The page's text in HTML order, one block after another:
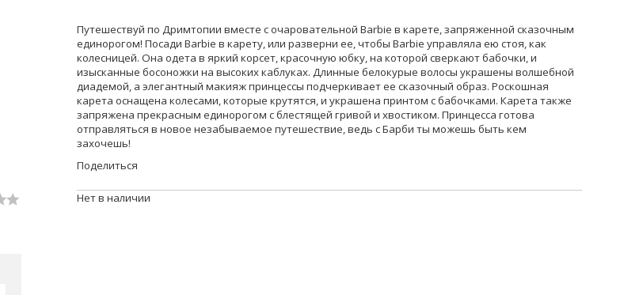
Путешествуй по Дримтопии вместе с очаровательной Barbie в карете, запряженной сказочным
единорогом! Посади Barbie в карету, или разверни ее, чтобы Barbie управляла ею стоя, как
колесницей. Она одета в яркий корсет, красочную юбку, на которой сверкают бабочки, и
изысканные босоножки на высоких каблуках. Длинные белокурые волосы украшены волшебной
диадемой, а элегантный макияж принцессы подчеркивает ее сказочный образ. Роскошная
карета оснащена колесами, которые крутятся, и украшена принтом с бабочками. Карета также
запряжена прекрасным единорогом с блестящей гривой и хвостиком. Принцесса готова
отправляться в новое незабываемое путешествие, ведь с Барби ты можешь быть кем
захочешь!
Поделиться
Нет в наличии